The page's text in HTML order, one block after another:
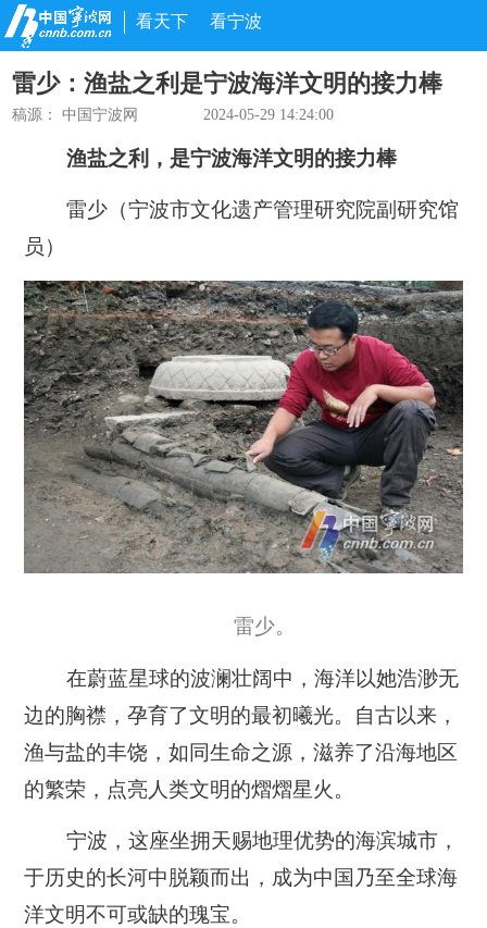
看天下 看宁波
雷少：渔盐之利是宁波海洋文明的接力棒
稿源： 中国宁波网 2024-05-29 14:24:00
渔盐之利，是宁波海洋文明的接力棒
雷少（宁波市文化遗产管理研究院副研究馆
员）
雷少。
在蔚蓝星球的波澜壮阔中，海洋以她浩渺无
边的胸襟，孕育了文明的最初曦光。自古以来，
渔与盐的丰饶，如同生命之源，滋养了沿海地区
的繁荣，点亮人类文明的熠熠星火。
宁波，这座坐拥天赐地理优势的海滨城市，
于历史的长河中脱颖而出，成为中国乃至全球海
洋文明不可或缺的瑰宝。